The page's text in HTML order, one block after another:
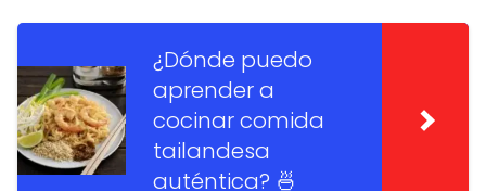
¿Dónde puedo
aprender a
cocinar comida
tailandesa
auténtica? 🍜